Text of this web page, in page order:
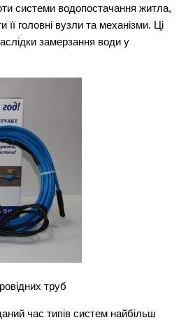
системи водопостачання житла,
головні вузли та механізми. Ці
замерзання води у
труб
час типів систем найбільш